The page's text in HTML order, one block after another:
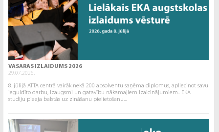
VASARAS IZLAIDUMS 2026
29.07.2026.
8. jūlijā ATTA centrā vairāk nekā 200 absolventu saņēma diplomus, apliecinot savu
ieguldīto darbu, izaugsmi un gatavību nākamajiem izaicinājumiem.. EKA
studiju pieeja balstās uz zināšanu pielietošanu...